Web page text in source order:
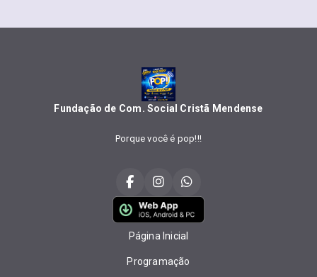
Fundação de Com. Social Cristã Mendense
Porque você é pop!!!
Página Inicial
Programação